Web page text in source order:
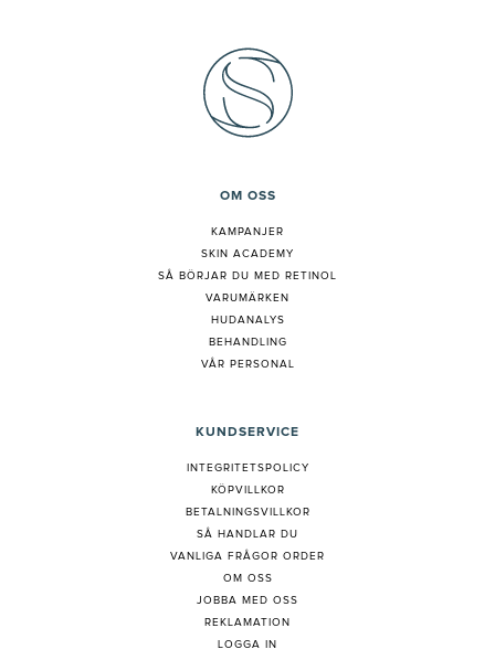
OM OSS
KAMPANJER
SKIN ACADEMY
SÅ BÖRJAR DU MED RETINOL
VARUMÄRKEN
HUDANALYS
BEHANDLING
VÅR PERSONAL
KUNDSERVICE
INTEGRITETSPOLICY
KÖPVILLKOR
BETALNINGSVILLKOR
SÅ HANDLAR DU
VANLIGA FRÅGOR ORDER
OM OSS
JOBBA MED OSS
REKLAMATION
LOGGA IN